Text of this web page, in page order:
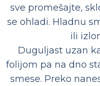
sve promešajte,
se ohladi. Hladnu
ili
Duguljast uzan
folijom pa na dno
smese. Preko